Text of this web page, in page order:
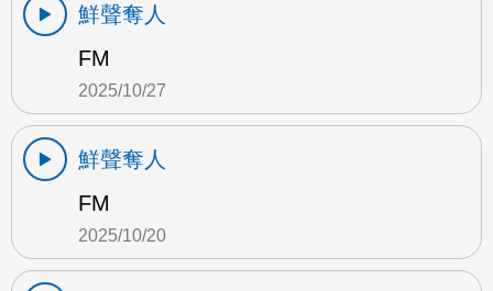
鮮聲奪人
FM
2025/10/27
鮮聲奪人
FM
2025/10/20